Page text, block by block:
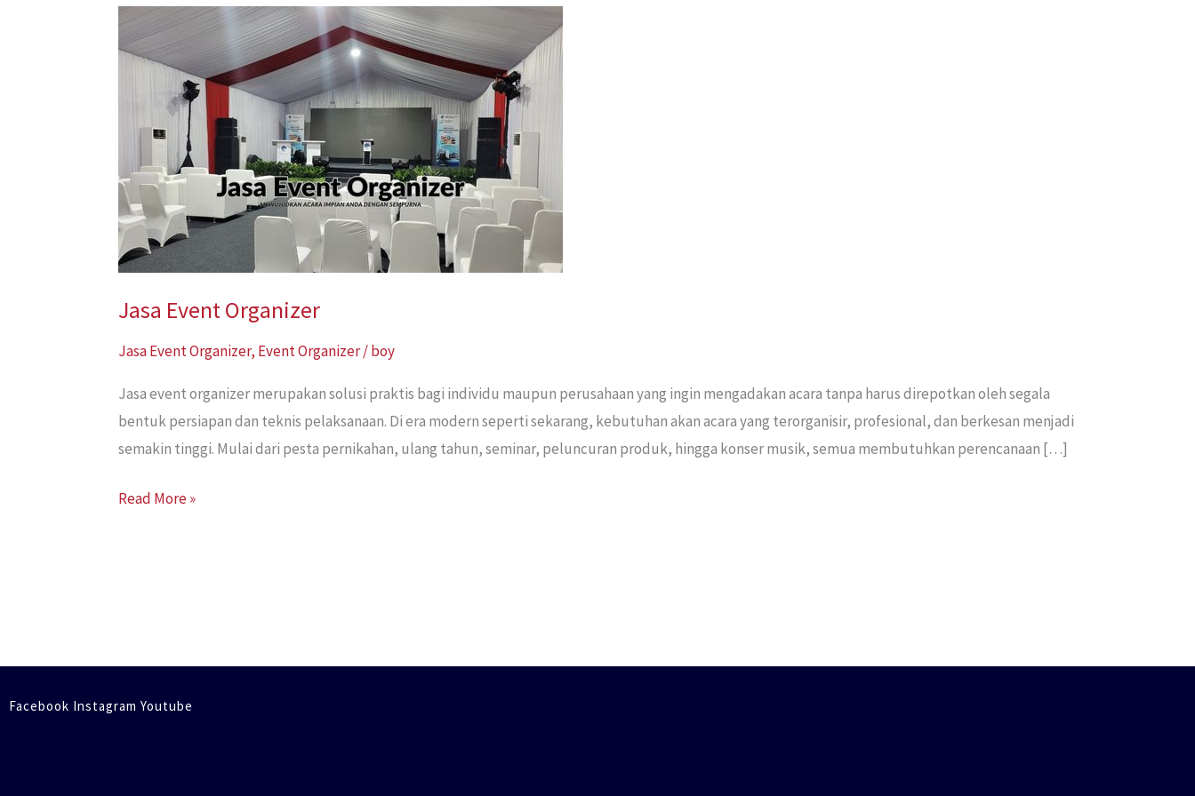
Jasa Event Organizer
Jasa Event Organizer, Event Organizer/boy
Jasa event organizer merupakan solusi praktis bagi individu maupun perusahaan yang ingin mengadakan acara tanpa harus direpotkan oleh segala
bentuk persiapan dan teknis pelaksanaan. Di era modern seperti sekarang, kebutuhan akan acara yang terorganisir, profesional, dan berkesan menjadi
semakin tinggi. Mulai dari pesta pernikahan, ulang tahun, seminar, peluncuran produk, hingga konser musik, semua membutuhkan perencanaan […]
Event
Organizer
Read More »
Facebook Instagram Youtube